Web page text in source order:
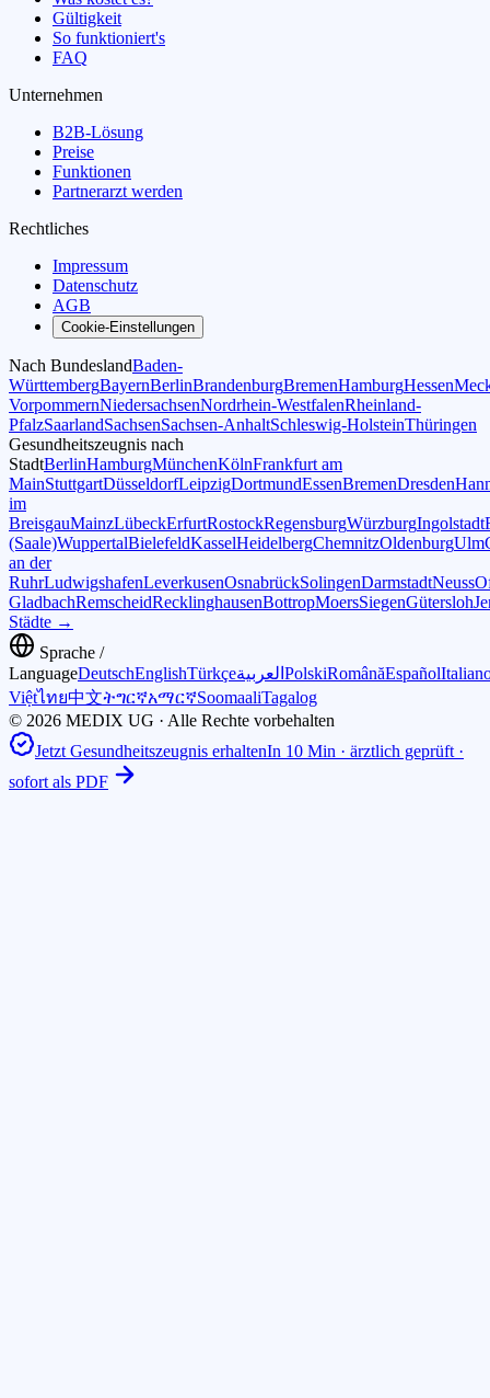
Gültigkeit
So funktioniert's
FAQ
Unternehmen
B2B-Lösung
Preise
Funktionen
Partnerarzt werden
Rechtliches
Impressum
Datenschutz
AGB
Cookie-Einstellungen
Nach BundeslandBaden-
WürttembergBayernBerlinBrandenburgBremenHamburgHessen
VorpommernNiedersachsenNordrhein-WestfalenRheinland-
PfalzSaarlandSachsenSachsen-AnhaltSchleswig-HolsteinThüringen
Gesundheitszeugnis nach
StadtBerlinHamburgMünchenKölnFrankfurt am
MainStuttgartDüsseldorfLeipzigDortmundEssenBremenDresden
im
BreisgauMainzLübeckErfurtRostockRegensburgWürzburgIngolstadt
(Saale)WuppertalBielefeldKasselHeidelbergChemnitzOldenburgUlm
an der
RuhrLudwigshafenLeverkusenOsnabrückSolingenDarmstadtNeuss
GladbachRemscheidRecklinghausenBottropMoersSiegenGütersloh
Städte →
Sprache /
LanguageDeutschEnglishTürkçeالعربية PolskiRomânăEspañol
Việtไทย中文ትግርኛአማርኛSoomaaliTagalog
© 2026 MEDIX UG · Alle Rechte vorbehalten
Jetzt Gesundheitszeugnis erhaltenIn 10 Min · ärztlich geprüft ·
sofort als PDF